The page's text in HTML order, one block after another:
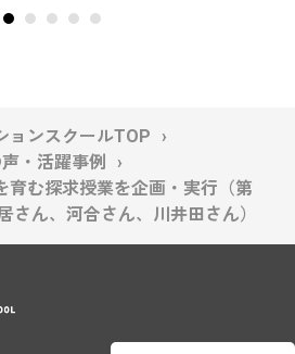
ョンスクールTOP
・活躍事例
育む探求授業を企画・実行（第
さん、河合さん、川井田さん）